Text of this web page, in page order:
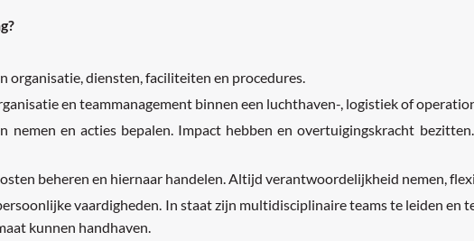
organisatie, diensten, faciliteiten en procedures.
en teammanagement binnen een luchthaven-, logistiek of
nemen en acties bepalen. Impact hebben en overtuigingskracht
beheren en hiernaar handelen. Altijd verantwoordelijkheid nemen,
vaardigheden. In staat zijn multidisciplinaire teams te leiden en
kunnen handhaven.